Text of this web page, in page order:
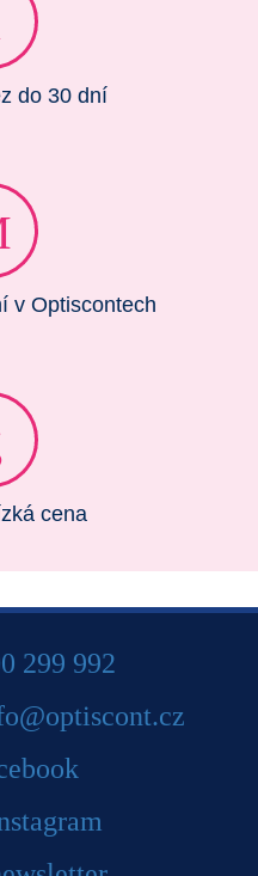
do 30 dní
v Optiscontech
cena
299 992